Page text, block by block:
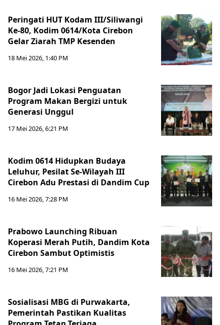
Peringati HUT Kodam III/Siliwangi
Ke-80, Kodim 0614/Kota Cirebon
Gelar Ziarah TMP Kesenden
18 Mei 2026, 1:40 PM
Bogor Jadi Lokasi Penguatan
Program Makan Bergizi untuk
Generasi Unggul
17 Mei 2026, 6:21 PM
Kodim 0614 Hidupkan Budaya
Leluhur, Pesilat Se-Wilayah III
Cirebon Adu Prestasi di Dandim Cup
16 Mei 2026, 7:28 PM
Prabowo Launching Ribuan
Koperasi Merah Putih, Dandim Kota
Cirebon Sambut Optimistis
16 Mei 2026, 7:21 PM
Sosialisasi MBG di Purwakarta,
Pemerintah Pastikan Kualitas